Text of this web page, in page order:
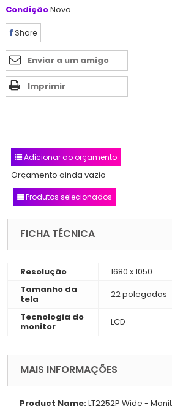
CondiçãoNovo
Share
Enviar a um amigo
Imprimir
Adicionar ao orçamento
Orçamento ainda vazio
Produtos selecionados
FICHA TÉCNICA
Resolução
1680 x 1050
Tamanho da
tela
22 polegadas
Tecnologia do
monitor
LCD
MAIS INFORMAÇÕES
Product Name:LT2252P Wide -